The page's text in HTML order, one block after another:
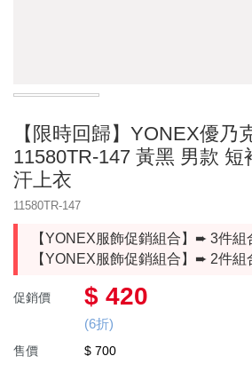
☆☆☆ 買一送一 ☆☆☆
❖巴黎奧運周邊❖
✧官網限定 單件45折起✧
年度出清
✧٩ 優惠服飾 و✧
群岳嚴選 ⌔F4自有品牌⌔
服飾
【限時回歸】YONEX優乃
11580TR-147 黃黑 男款 短
汗上衣
11580TR-147
【YONEX服飾促銷組合】➨ 3件組
【YONEX服飾促銷組合】➨ 2件組
促銷價 $ 420
(6折)
售價 $ 700